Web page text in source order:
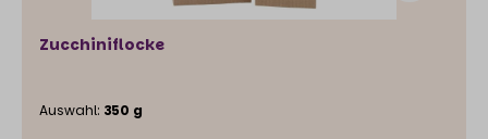
Zucchiniflocke
Auswahl: 350 g